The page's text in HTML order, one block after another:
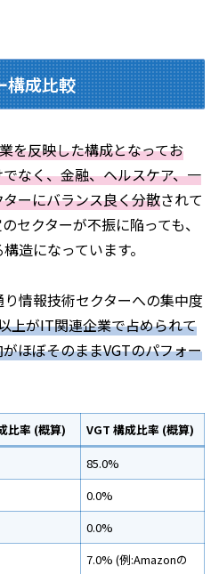
構成比較
を反映した構成となってお
なく、金融、ヘルスケア、一
ーにバランス良く分散されて
セクターが不振に陥っても、
造になっています。
情報技術セクターへの集中度
上がIT関連企業で占められて
ほぼそのままVGTのパフォー
比率 (概算)
VGT 構成比率 (概算)
85.0%
0.0%
0.0%
7.0% (例:Amazonの